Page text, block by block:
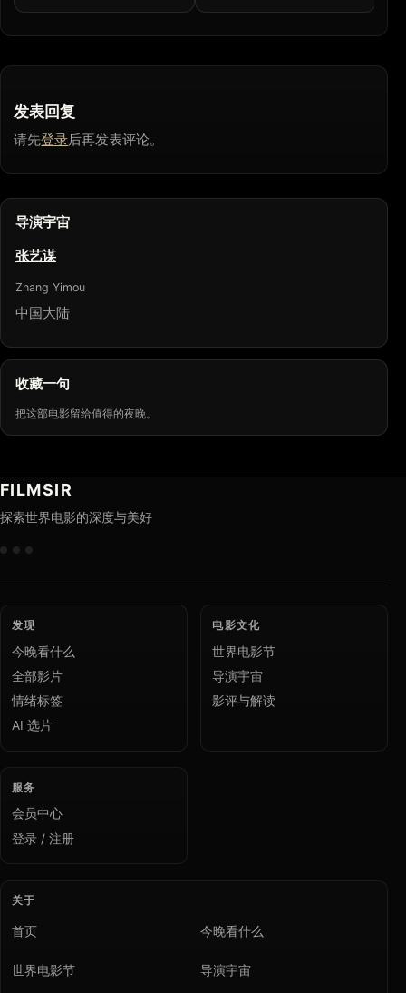
发表回复
请先登录后再发表评论。
导演宇宙
张艺谋
Zhang Yimou
中国大陆
收藏一句
把这部电影留给值得的夜晚。
FILMSIR
探索世界电影的深度与美好
发现
今晚看什么
全部影片
情绪标签
AI 选片
电影文化
世界电影节
导演宇宙
影评与解读
服务
会员中心
登录 / 注册
关于
首页 今晚看什么
世界电影节 导演宇宙